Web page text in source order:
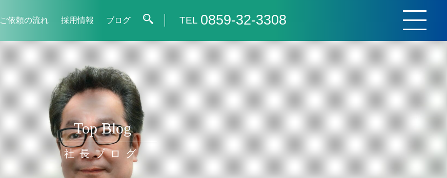
ご依頼の流れ 採用情報 ブログ TEL 0859-32-3308
toggle
Top Blog
社長ブログ